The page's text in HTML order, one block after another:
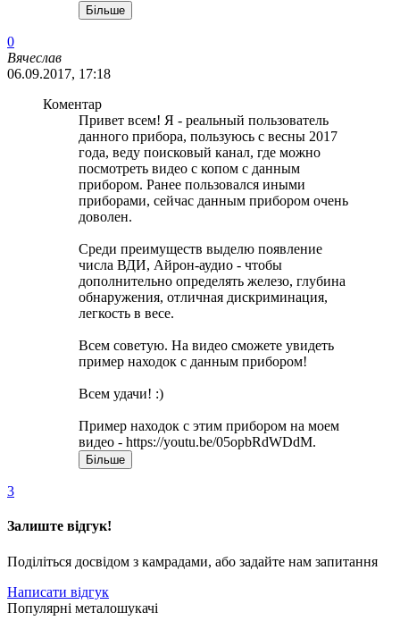
Більше
0
Вячеслав
06.09.2017, 17:18
Коментар
Привет всем! Я - реальный пользователь
данного прибора, пользуюсь с весны 2017
года, веду поисковый канал, где можно
посмотреть видео с копом с данным
прибором. Ранее пользовался иными
приборами, сейчас данным прибором очень
доволен.
Среди преимуществ выделю появление
числа ВДИ, Айрон-аудио - чтобы
дополнительно определять железо, глубина
обнаружения, отличная дискриминация,
легкость в весе.
Всем советую. На видео сможете увидеть
пример находок с данным прибором!
Всем удачи! :)
Пример находок с этим прибором на моем
видео - https://youtu.be/05opbRdWDdM.
Більше
3
Залиште відгук!
Поділіться досвідом з камрадами, або задайте нам запитання
Написати відгук
Популярні металошукачі